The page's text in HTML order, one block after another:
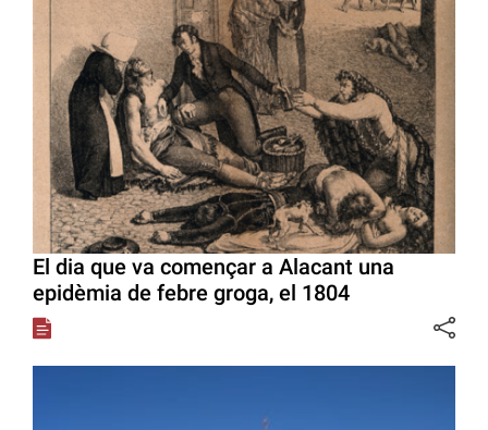
El dia que va començar a Alacant una
epidèmia de febre groga, el 1804